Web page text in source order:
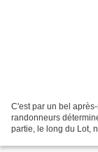
C'est par un bel
randonneurs
partie, le long du Lot,